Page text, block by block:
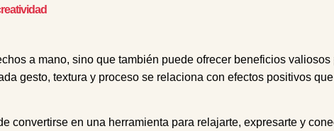
a mano, sino que también puede ofrecer beneficios
gesto, textura y proceso se relaciona con efectos positivos
convertirse en una herramienta para relajarte, expresarte y